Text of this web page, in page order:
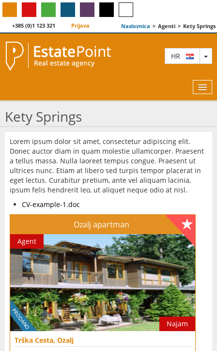
+385 (0)1 123 321 Prijava Naslovnica > Agenti > Kety Springs
HR
AGENTI
IZDVOJENE
O NAMA
KONTAKT
Kety Springs
Lorem ipsum dolor sit amet, consectetur adipiscing elit.
Donec auctor diam in quam molestie ullamcorper. Praesent
a tellus massa. Nulla laoreet tempus congue. Praesent ut
ultrices nunc. Etiam at libero sed turpis tempor placerat in
eget lectus. Curabitur pretium, ante vel aliquam lacinia,
ipsum felis hendrerit leo, ut aliquet neque odio at nisl.
CV-example-1.doc
Ozalj apartman
Najam
Agent
Trška Cesta, Ozalj